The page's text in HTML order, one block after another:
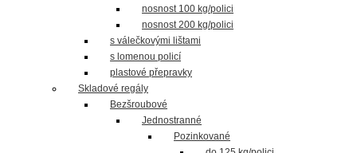
nosnost 100 kg/polici
nosnost 200 kg/polici
s válečkovými lištami
s lomenou policí
plastové přepravky
Skladové regály
Bezšroubové
Jednostranné
Pozinkované